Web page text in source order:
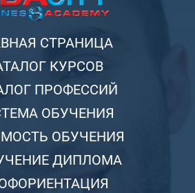
СТРАНИЦА
КУРСОВ
ПРОФЕССИЙ
ОБУЧЕНИЯ
ОБУЧЕНИЯ
ДИПЛОМА